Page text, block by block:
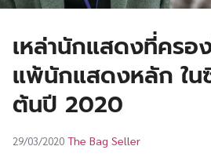
เหล่านักแสดงที่ครอ
แพ้นักแสดงหลัก ใน
ต้นปี 2020
29/03/2020 The Bag Seller